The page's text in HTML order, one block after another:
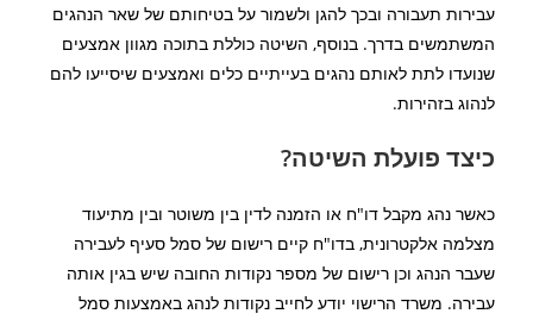
עבירות תעבורה ובכך להגן ולשמור על בטיחותם של שאר הנהגים
המשתמשים בדרך. בנוסף, השיטה כוללת בתוכה מגוון אמצעים
שנועדו לתת לאותם נהגים בעייתיים כלים ואמצעים שיסייעו להם
לנהוג בזהירות.
כיצד פועלת השיטה?
כאשר נהג מקבל דו"ח או הזמנה לדין בין משוטר ובין מתיעוד
מצלמה אלקטרונית, בדו"ח קיים רישום של סמל סעיף לעבירה
שעבר הנהג וכן רישום של מספר נקודות החובה שיש בגין אותה
עבירה. משרד הרישוי יודע לחייב נקודות לנהג באמצעות סמל